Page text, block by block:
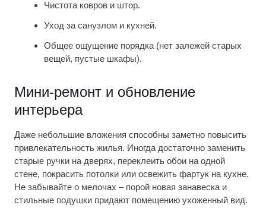
Чистота ковров и штор.
Уход за санузлом и кухней.
Общее ощущение порядка (нет залежей старых
вещей, пустые шкафы).
Мини-ремонт и обновление
интерьера
Даже небольшие вложения способны заметно повысить
привлекательность жилья. Иногда достаточно заменить
старые ручки на дверях, переклеить обои на одной
стене, покрасить потолки или освежить фартук на кухне.
Не забывайте о мелочах – порой новая занавеска и
стильные подушки придают помещению ухоженный вид.